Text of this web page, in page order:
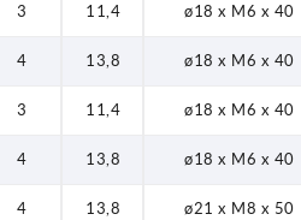
3 11,4 ø18 x M6 x 40
4 13,8 ø18 x M6 x 40
3 11,4 ø18 x M6 x 40
4 13,8 ø18 x M6 x 40
4 13,8 ø21 x M8 x 50